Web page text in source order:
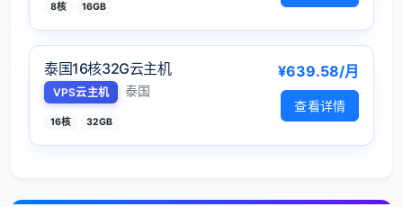
8核 16GB
泰国16核32G云主机
VPS云主机 泰国
16核 32GB
¥639.58/月
查看详情